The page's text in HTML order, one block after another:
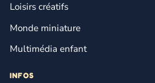
Loisirs créatifs
Monde miniature
Multimédia enfant
INFOS